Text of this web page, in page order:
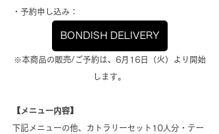
・予約申し込み：
BONDISH DELIVERY
※本商品の販売/ご予約は、6月16日（火）より開始
します。
【メニュー内容】
下記メニューの他、カトラリーセット10人分・テー